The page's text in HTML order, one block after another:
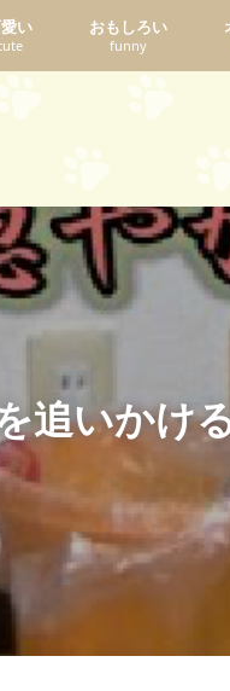
い
おもしろい
funny
追いかけ